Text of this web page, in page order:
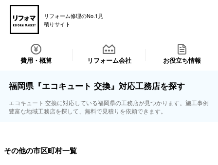
リフォーム修理のNo.1見
積りサイト
費用・概算 リフォーム会社 お役立ち情報
福岡県『エコキュート 交換』対応工務店を探す
エコキュート 交換に対応している福岡県の工務店が見つかります。施工事例
豊富な地域工務店を探して、無料で見積りを依頼できます。
その他の市区町村一覧